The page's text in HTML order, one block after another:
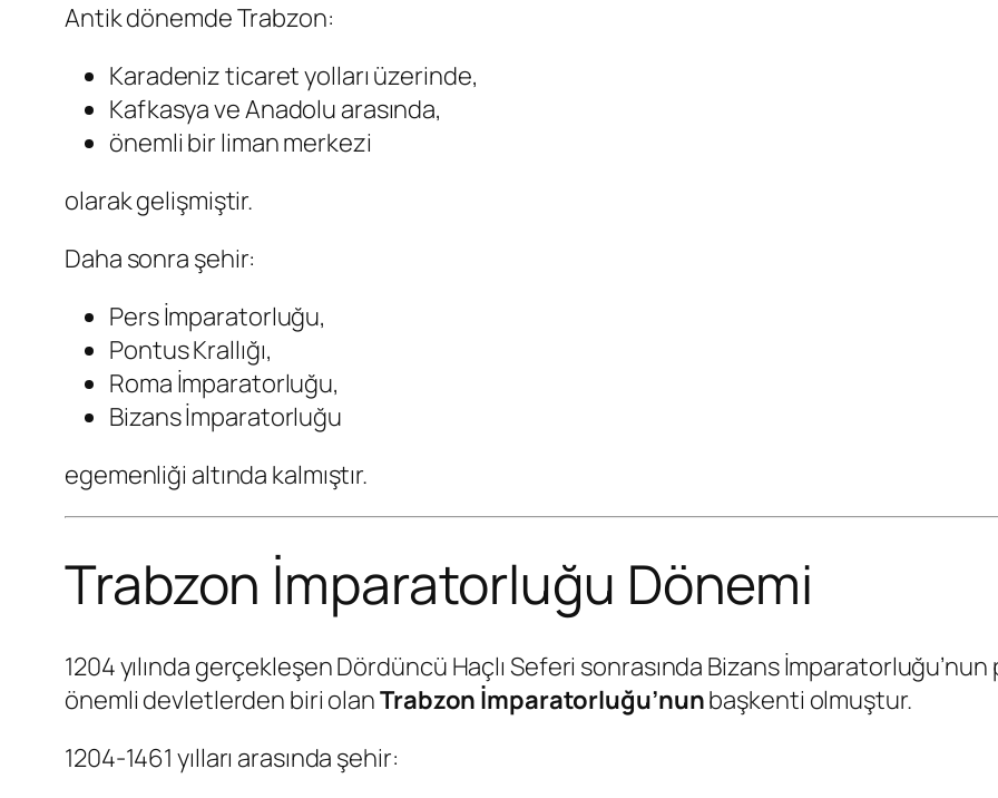
Antik dönemde Trabzon:
Karadeniz ticaret yolları üzerinde,
Kafkasya ve Anadolu arasında,
önemli bir liman merkezi
olarak gelişmiştir.
Daha sonra şehir:
Pers İmparatorluğu,
Pontus Krallığı,
Roma İmparatorluğu,
Bizans İmparatorluğu
egemenliği altında kalmıştır.
Trabzon İmparatorluğu Dönemi
1204 yılında gerçekleşen Dördüncü Haçlı Seferi sonrasında Bizans
önemli devletlerden biri olanTrabzon İmparatorluğu’nunbaşkenti olmuştur.
1204-1461 yılları arasında şehir: